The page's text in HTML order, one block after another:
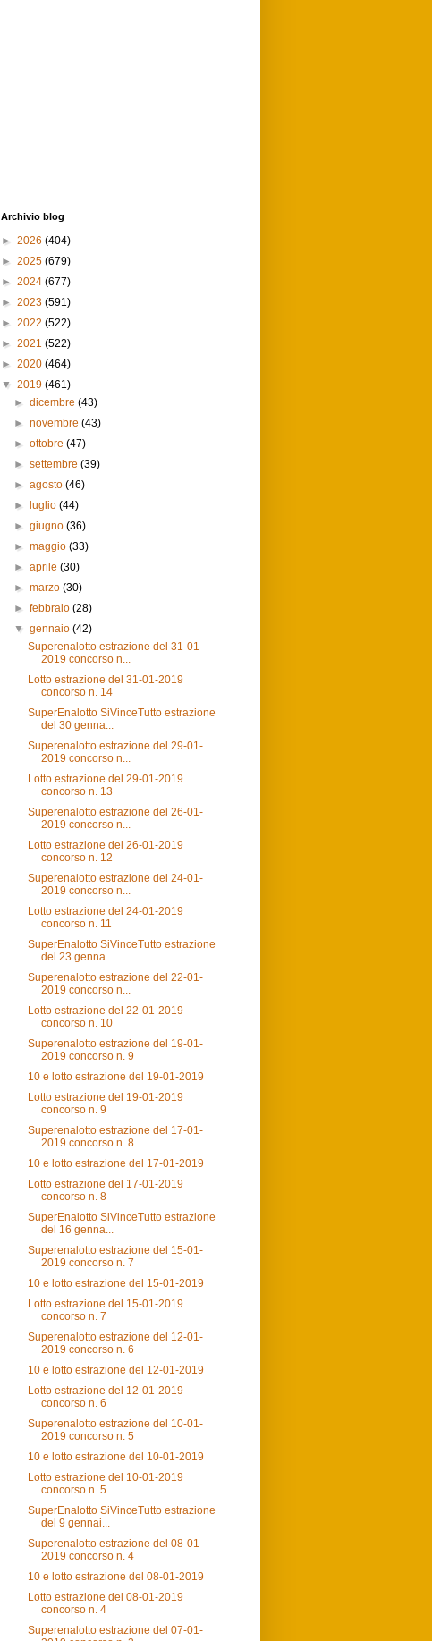
Archivio blog
► 2026 (404)
► 2025 (679)
► 2024 (677)
► 2023 (591)
► 2022 (522)
► 2021 (522)
► 2020 (464)
▼ 2019 (461)
►dicembre(43)
►novembre(43)
►ottobre(47)
►settembre(39)
►agosto(46)
►
luglio(44)
►giugno(36)
►maggio(33)
►aprile(30)
►marzo(30)
►febbraio(28)
▼gennaio(42)
Superenalotto estrazione del 31-01-
2019 concorso n...
Lotto estrazione del 31-01-2019
concorso n. 14
SuperEnalotto SiVinceTutto estrazione
del 30 genna...
Superenalotto estrazione del 29-01-
2019 concorso n...
Lotto estrazione del 29-01-2019
concorso n. 13
Superenalotto estrazione del 26-01-
2019 concorso n...
Lotto estrazione del 26-01-2019
concorso n. 12
Superenalotto estrazione del 24-01-
2019 concorso n...
Lotto estrazione del 24-01-2019
concorso n. 11
SuperEnalotto SiVinceTutto estrazione
del 23 genna...
Superenalotto estrazione del 22-01-
2019 concorso n...
Lotto estrazione del 22-01-2019
concorso n. 10
Superenalotto estrazione del 19-01-
2019 concorso n. 9
10 e lotto estrazione del 19-01-2019
Lotto estrazione del 19-01-2019
concorso n. 9
Superenalotto estrazione del 17-01-
2019 concorso n. 8
10 e lotto estrazione del 17-01-2019
Lotto estrazione del 17-01-2019
concorso n. 8
SuperEnalotto SiVinceTutto estrazione
del 16 genna...
Superenalotto estrazione del 15-01-
2019 concorso n. 7
10 e lotto estrazione del 15-01-2019
Lotto estrazione del 15-01-2019
concorso n. 7
Superenalotto estrazione del 12-01-
2019 concorso n. 6
10 e lotto estrazione del 12-01-2019
Lotto estrazione del 12-01-2019
concorso n. 6
Superenalotto estrazione del 10-01-
2019 concorso n. 5
10 e lotto estrazione del 10-01-2019
Lotto estrazione del 10-01-2019
concorso n. 5
SuperEnalotto SiVinceTutto estrazione
del 9 gennai...
Superenalotto estrazione del 08-01-
2019 concorso n. 4
10 e lotto estrazione del 08-01-2019
Lotto estrazione del 08-01-2019
concorso n. 4
Superenalotto estrazione del 07-01-